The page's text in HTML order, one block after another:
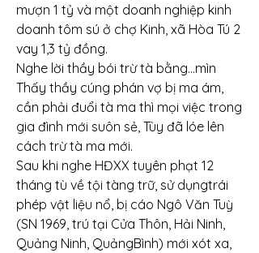
mượn 1 tỷ và một doanh nghiệp kinh
doanh tôm sú ở chợ Kinh, xã Hòa Tú 2
vay 1,3 tỷ đồng.
Nghe lời thầy bói trừ tà bằng…mìn
Thấy thầy cúng phán vợ bị ma ám,
cần phải đuổi tà ma thì mọi việc trong
gia đình mới suôn sẻ, Tùy đã lóe lên
cách trừ tà ma mới.
Sau khi nghe HĐXX tuyên phạt 12
tháng tù về tội tàng trữ, sử dụngtrái
phép vật liệu nổ, bị cáo Ngô Văn Tuỳ
(SN 1969, trú tại Cửa Thôn, Hải Ninh,
Quảng Ninh, QuảngBình) mới xót xa,